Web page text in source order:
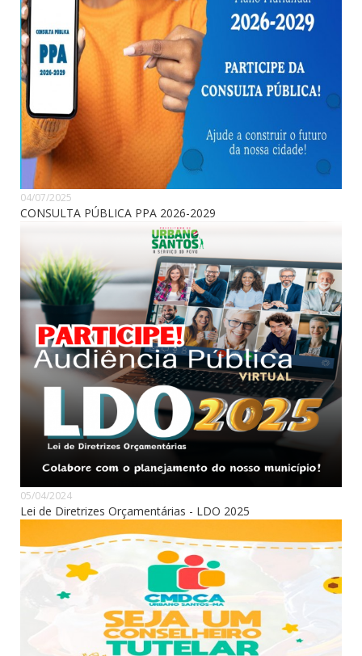
04/07/2025
CONSULTA PÚBLICA PPA 2026-2029
05/04/2024
Lei de Diretrizes Orçamentárias - LDO 2025